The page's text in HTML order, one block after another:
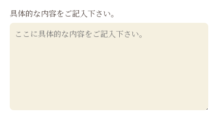
具体的な内容をご記入下さい。